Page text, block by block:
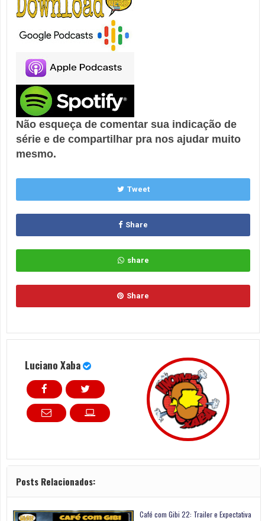
Não esqueça de comentar sua indicação de
série e de compartilhar pra nos ajudar muito
mesmo.
Tweet
Share
share
Share
Luciano Xaba
Posts Relacionados:
Café com Gibi 22: Trailer e Expectativa